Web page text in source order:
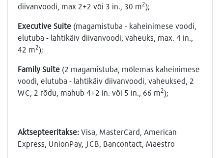
diivanvoodi, max 2+2 või 3 in., 30 m2);
Executive Suite (magamistuba - kaheinimese voodi,
elutuba - lahtikäiv diivanvoodi, vaheuks, max. 4 in.,
42 m2);
Family Suite (2 magamistuba, mõlemas kaheinimese
voodi, elutuba - lahtikäiv diivanvoodi, vaheuksed, 2
WC, 2 rõdu, mahub 4+2 in. või 5 in., 66 m2);
Aktsepteeritakse: Visa, MasterCard, American
Express, UnionPay, JCB, Bancontact, Maestro